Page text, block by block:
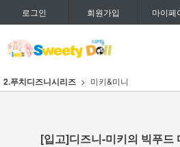
로그인 회원가입 마이페
2.푸치디즈니시리즈 미키&미니
[입고]디즈니-미키의 빅푸드